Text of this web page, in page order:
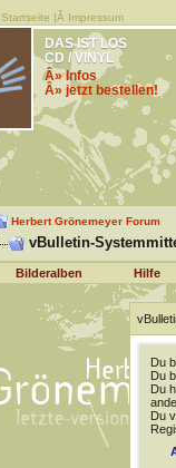
Startseite |Â Impressum
DAS IST LOS
CD / VINYL
Â» Infos
Â» jetzt bestellen!
Herbert Grönemeyer Forum
vBulletin-
Bilderalben Hilfe
Du
Du
Du
Du